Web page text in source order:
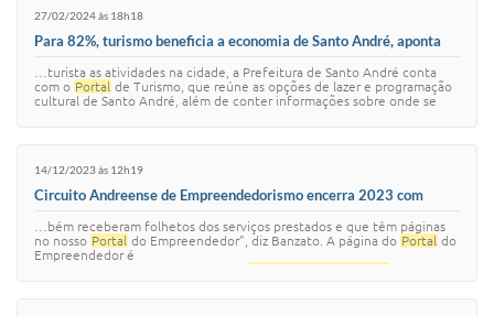
27/02/2024 às 18h18
Para 82%, turismo beneficia a economia de Santo André, aponta
…turista as atividades na cidade, a Prefeitura de Santo André conta
com o Portal
de Turismo, que reúne as opções de lazer e programação
cultural de Santo André, além de conter informações sobre onde se
14/12/2023 às 12h19
Circuito Andreense de Empreendedorismo encerra 2023 com
…bém receberam folhetos dos serviços prestados e que têm páginas
no nosso Portal do Empreendedor”, diz Banzato. A página do Portal
do
Empreendedor é